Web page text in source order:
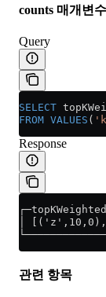
counts 매개변
Query
SELECT
FROM VALUES (
Response
│
관련 항목